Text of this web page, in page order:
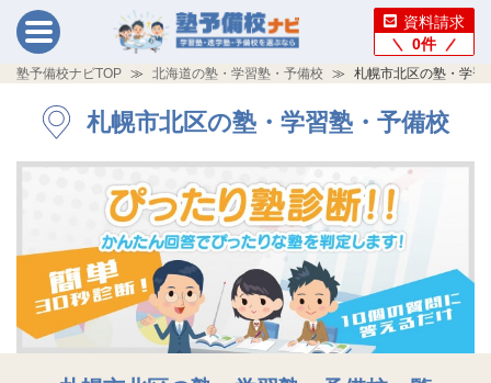
資料請求
0件
塾予備校ナビTOP 北海道の塾・学習塾・予備校 札幌市北区の塾・学習
札幌市北区の塾・学習塾・予備校